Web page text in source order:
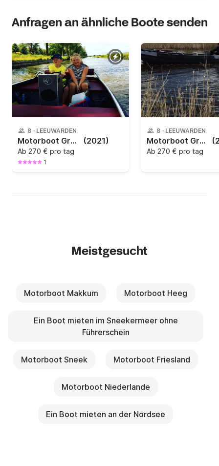
Anfragen an ähnliche Boote senden
8 · LEEUWARDEN
Motorboot Greensilver 500 E 5PS (2021)
Ab 270 € pro tag
1
8 · LEEUWARDEN
Motorboot Greensilver 500 E 5PS
Ab 270 € pro tag
Meistgesucht
Motorboot Makkum Motorboot Heeg
Ein Boot mieten im Sneekermeer ohne
Führerschein
Motorboot Sneek Motorboot Friesland
Motorboot Niederlande
Ein Boot mieten an der Nordsee